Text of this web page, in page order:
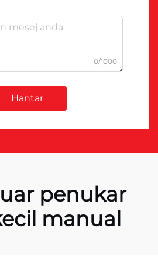
0/1000
Hantar
penukar
manual